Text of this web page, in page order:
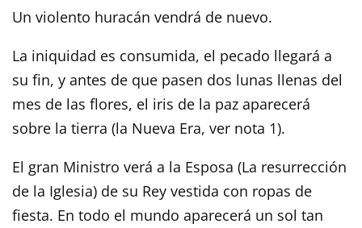
Un violento huracán vendrá de nuevo.
La iniquidad es consumida, el pecado llegará a
su fin, y antes de que pasen dos lunas llenas del
mes de las flores, el iris de la paz aparecerá
sobre la tierra (la Nueva Era, ver nota 1).
El gran Ministro verá a la Esposa (La resurrección
de la Iglesia) de su Rey vestida con ropas de
fiesta. En todo el mundo aparecerá un sol tan